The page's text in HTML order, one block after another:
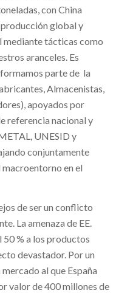
con China
producción global y
tácticas como
aranceles. Es
parte de la
Almacenistas,
apoyados por
referencia nacional y
UNESID y
conjuntamente
en el
de ser un conflicto
La amenaza de EE.
50 % a los productos
devastador. Por un
al que España
valor de 400 millones de